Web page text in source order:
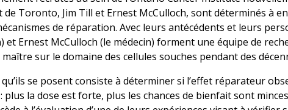
de Toronto, Jim Till et Ernest McCulloch, sont déterminés à
de réparation. Avec leurs antécédents et leurs
et Ernest McCulloch (le médecin) forment une équipe de
sur le domaine des cellules souches pendant des
se posent consiste à déterminer si l’effet réparateur
plus la dose est forte, plus les chances de bienfait sont